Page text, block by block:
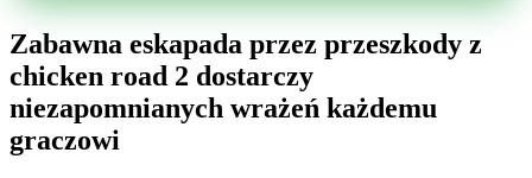
Zabawna eskapada przez przeszkody z
chicken road 2 dostarczy
niezapomnianych wrażeń każdemu
graczowi